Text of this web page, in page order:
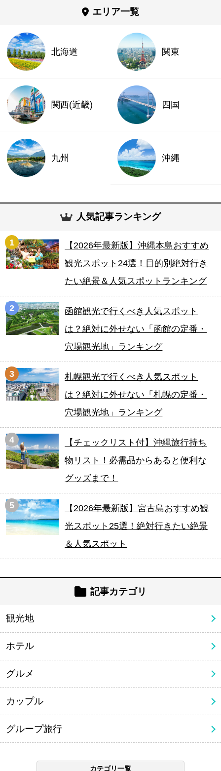
エリア一覧
北海道 関東
関西(近畿) 四国
九州 沖縄
人気記事ランキング
1
【2026年最新版】沖縄本島おすすめ
観光スポット24選！目的別絶対行き
たい絶景＆人気スポットランキング
2
函館観光で行くべき人気スポット
は？絶対に外せない「函館の定番・
穴場観光地」ランキング
3
札幌観光で行くべき人気スポット
は？絶対に外せない「札幌の定番・
穴場観光地」ランキング
4
【チェックリスト付】沖縄旅行持ち
物リスト！必需品からあると便利な
グッズまで！
5
【2026年最新版】宮古島おすすめ観
光スポット25選！絶対行きたい絶景
＆人気スポット
記事カテゴリ
観光地
ホテル
グルメ
カップル
グループ旅行
カテゴリ一覧